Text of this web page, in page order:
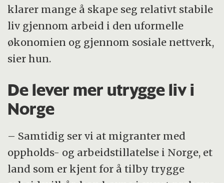
klarer mange å skape seg relativt stabile
liv gjennom arbeid i den uformelle
økonomien og gjennom sosiale nettverk,
sier hun.
De lever mer utrygge liv i
Norge
– Samtidig ser vi at migranter med
oppholds- og arbeidstillatelse i Norge, et
land som er kjent for å tilby trygge